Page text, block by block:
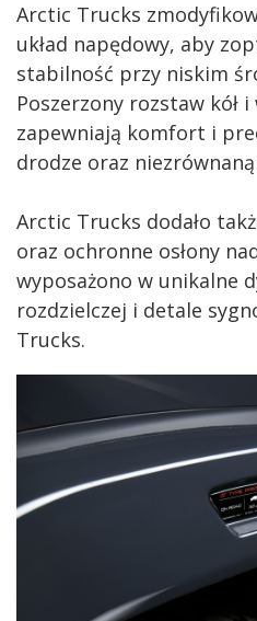
Arctic Trucks
układ napędowy, aby
stabilność przy niskim
Poszerzony rozstaw kół
zapewniają komfort i
drodze oraz
Arctic Trucks dodało
oraz ochronne osłony
wyposażono w unikalne
rozdzielczej i detale
Trucks.